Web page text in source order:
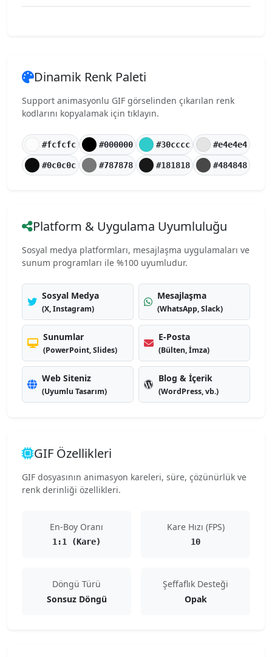
Dinamik Renk Paleti
Support animasyonlu GIF görselinden çıkarılan renk
kodlarını kopyalamak için tıklayın.
#fcfcfc #000000 #30cccc #e4e4e4
#0c0c0c #787878 #181818 #484848
Platform & Uygulama Uyumluluğu
Sosyal medya platformları, mesajlaşma uygulamaları ve
sunum programları ile %100 uyumludur.
Sosyal Medya
(X, Instagram)
Mesajlaşma
(WhatsApp, Slack)
Sunumlar
(PowerPoint, Slides)
E-Posta
(Bülten, İmza)
Web Siteniz
(Uyumlu Tasarım)
Blog & İçerik
(WordPress, vb.)
GIF Özellikleri
GIF dosyasının animasyon kareleri, süre, çözünürlük ve
renk derinliği özellikleri.
En-Boy Oranı
1:1 (Kare)
Kare Hızı (FPS)
10
Döngü Türü
Sonsuz Döngü
Şeffaflık Desteği
Opak